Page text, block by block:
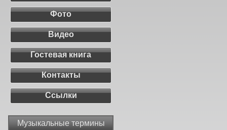
Фото
Видео
Гостевая книга
Контакты
Ссылки
Музыкальные термины